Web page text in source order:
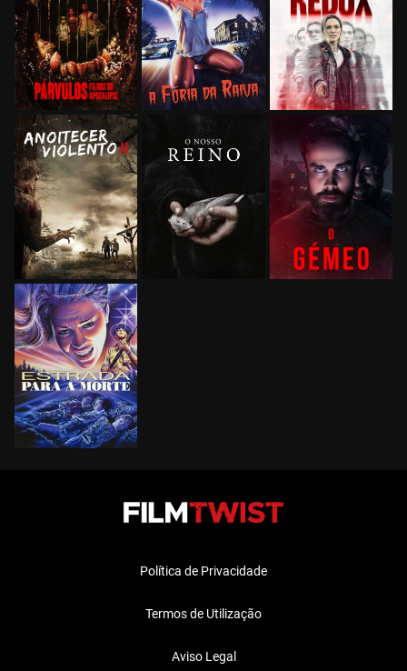
Política de Privacidade
Termos de Utilização
Aviso Legal